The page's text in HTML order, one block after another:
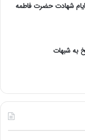
شهادت حضرت فاطمه
به شبهات